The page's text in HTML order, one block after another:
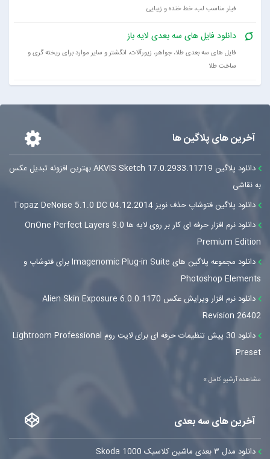
فیلر مناسب لب، خط خنده و زیبایی
دانلود فایل های سه بعدی لایه باز
فایل های سه بعدی طلا، جواهر، زیورآلات، انگشتر و سایر موارد برای ریخته گری و
ساخت طلا
آخرین های پلاگین ها
دانلود پلاگین AKVIS Sketch 17.0.2933.11719 بهترین افزونه تبدیل عکس
به نقاشی
دانلود پلاگین فتوشاپ حذف نویز Topaz DeNoise 5.1.0 DC 04.12.2014
دانلود نرم افزار حرفه ای کار بر روی لایه ها OnOne Perfect Layers 9.0
Premium Edition
دانلود مجموعه پلاگین های Imagenomic Plug-in Suite برای فتوشاپ و
Photoshop Elements
دانلود نرم افزار ویرایش عکس Alien Skin Exposure 6.0.0.1170
Revision 26402
دانلود 30 پیش تنظیمات حرفه ای برای لایت روم Lightroom Professional
Preset
مشاهده آرشیو کامل »
آخرین های سه بعدی
دانلود مدل ۳ بعدی ماشین کلاسیک Skoda 1000